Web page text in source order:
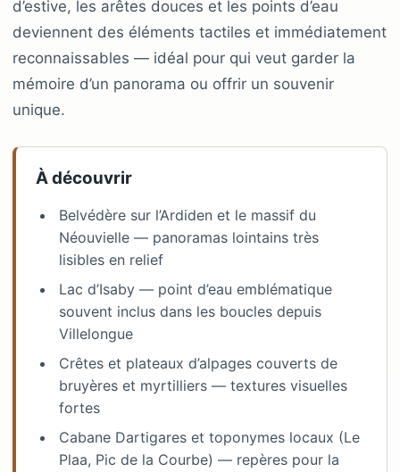
d’estive, les arêtes douces et les points d’eau
deviennent des éléments tactiles et immédiatement
reconnaissables — idéal pour qui veut garder la
mémoire d’un panorama ou offrir un souvenir
unique.
À découvrir
Belvédère sur l’Ardiden et le massif du
Néouvielle — panoramas lointains très
lisibles en relief
Lac d’Isaby — point d’eau emblématique
souvent inclus dans les boucles depuis
Villelongue
Crêtes et plateaux d’alpages couverts de
bruyères et myrtilliers — textures visuelles
fortes
Cabane Dartigares et toponymes locaux (Le
Plaa, Pic de la Courbe) — repères pour la